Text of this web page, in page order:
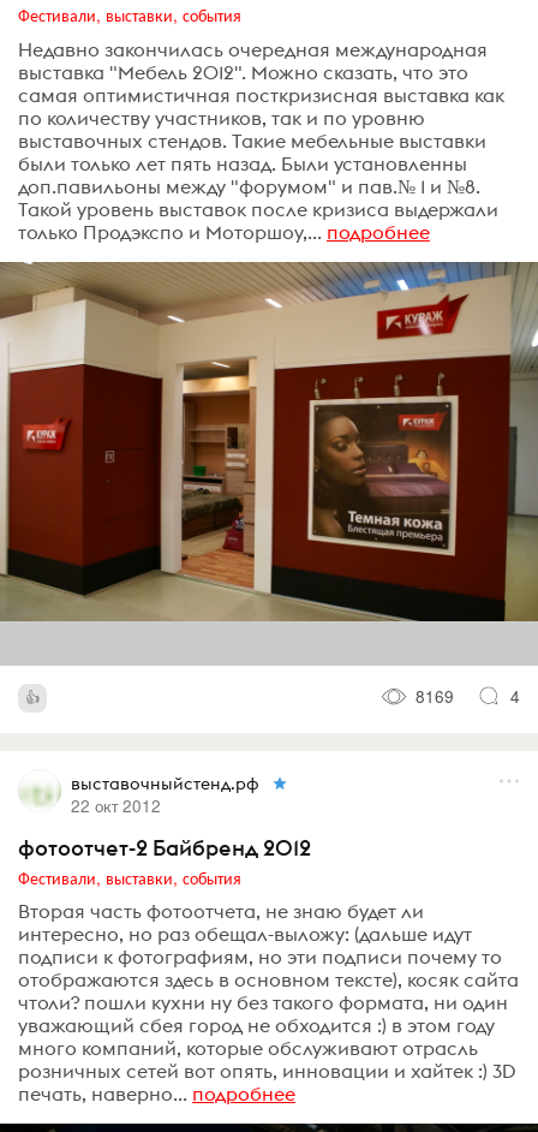
Фестивали, выставки, события
Недавно закончилась очередная международная
выставка "Мебель 2012". Можно сказать, что это
самая оптимистичная посткризисная выставка как
по количеству участников, так и по уровню
выставочных стендов. Такие мебельные выставки
были только лет пять назад. Были установленны
доп.павильоны между "форумом" и пав.№ 1 и №8.
Такой уровень выставок после кризиса выдержали
только Продэкспо и Моторшоу,... подробнее
8169 4
выставочныйстенд.рф
22 окт 2012
фотоотчет-2 Байбренд 2012
Фестивали, выставки, события
Вторая часть фотоотчета, не знаю будет ли
интересно, но раз обещал-выложу: (дальше идут
подписи к фотографиям, но эти подписи почему то
отображаются здесь в основном тексте), косяк сайта
чтоли? пошли кухни ну без такого формата, ни один
уважающий сбея город не обходится :) в этом году
много компаний, которые обслуживают отрасль
розничных сетей вот опять, инновации и хайтек :) 3D
печать, наверно... подробнее